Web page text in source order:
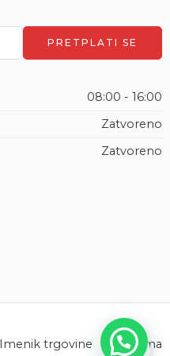
08:00 - 16:00
Zatvoreno
Zatvoreno
Imenik trgovine O nama